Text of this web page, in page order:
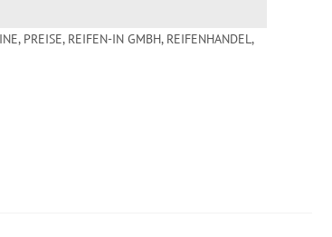
, PREISE, REIFEN-IN GMBH, REIFENHANDEL,